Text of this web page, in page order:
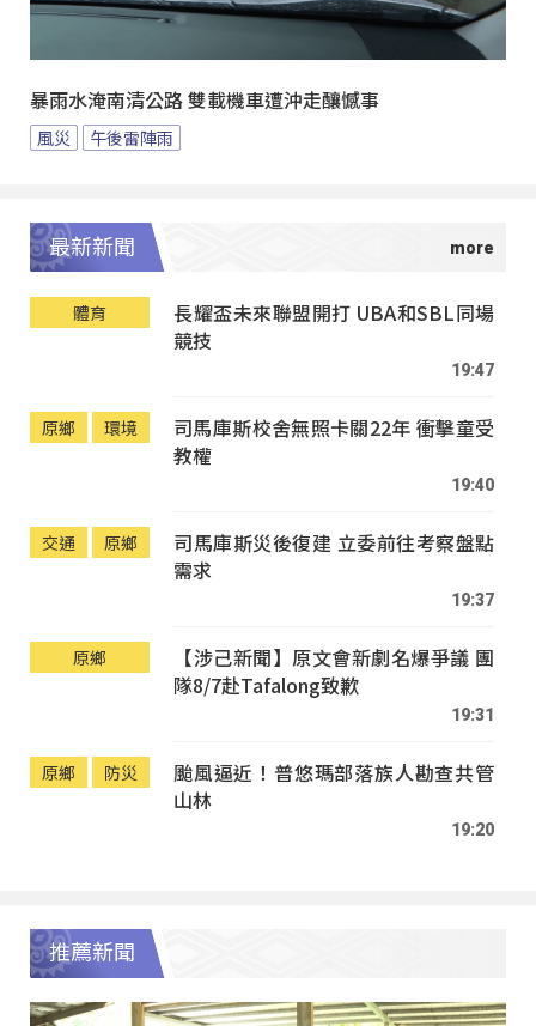
暴雨水淹南清公路 雙載機車遭沖走釀憾事
風災 午後雷陣雨
最新新聞
體育
長耀盃未來聯盟開打 UBA和SBL同場
競技
19:47
原鄉 環境
司馬庫斯校舍無照卡關22年 衝擊童受
教權
19:40
交通 原鄉
司馬庫斯災後復建 立委前往考察盤點
需求
19:37
原鄉
【涉己新聞】原文會新劇名爆爭議 團
隊8/7赴Tafalong致歉
19:31
原鄉 防災
颱風逼近！普悠瑪部落族人勘查共管
山林
19:20
推薦新聞